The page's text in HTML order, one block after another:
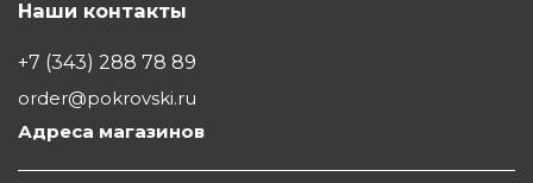
Наши контакты
+7 (343) 288 78 89
order@pokrovski.ru
Адреса магазинов